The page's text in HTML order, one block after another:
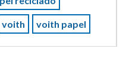
voith voith papel